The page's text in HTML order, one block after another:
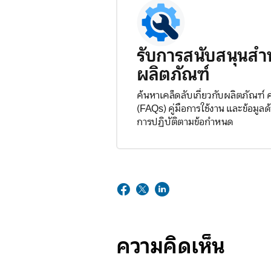
รับการสนับสนุนส
ผลิตภัณฑ์
ค้นหาเคล็ดลับเกี่ยวกับผลิตภัณฑ์
(FAQs) คู่มือการใช้งาน และข้อมู
การปฏิบัติตามข้อกำหนด
ความคิดเห็น